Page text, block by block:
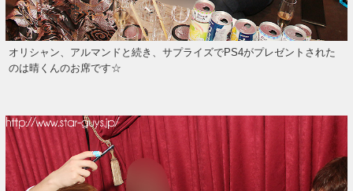
オリシャン、アルマンドと続き、サプライズでPS4がプレゼントされた
のは晴くんのお席です☆